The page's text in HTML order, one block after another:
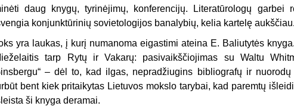
daug knygų, tyrinėjimų, konferencijų. Literatūrologų
konjunktūrinių sovietologijos banalybių, kelia kartelę aukščiau.
yra laukas, į kurį numanoma eigastimi ateina E. Baliutytės
tarp Rytų ir Vakarų: pasivaikščiojimas su Waltu
– dėl to, kad ilgas, nepradžiugins bibliografų ir
bent kiek pritaikytas Lietuvos mokslo tarybai, kad paremtų
ši knyga deramai.